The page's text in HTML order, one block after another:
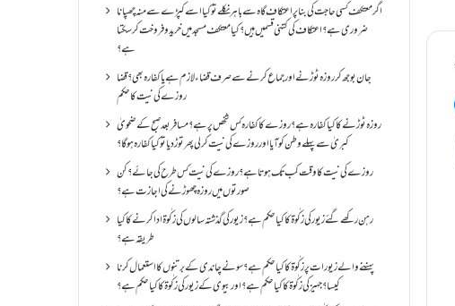
اگر معتکف کسی حاجت کی بنا پر اعتکاف گاہ سے باہر نکلے تو کیا اسے کپڑے سے منہ چھپانا
ضروری ہے؟اعتکاف کی کتنی قسمیں ہیں؟کیا معتکف مسجد میں خرید و فروخت کر سکتا
ہے؟
جان بوجھ کر روزہ ٹوڑنے اور جماع کرنے سے صرف قضاء لازم ہے یا کفارہ بھی؟ قضا
روزے کی نیت کا حکم
روزہ ٹوڑنے کا کیا کفارہ ہے؟روزے کا کفارہ کس شخص پر ہے؟ مسافر بعد صبح کے ضحویٰ
کبریٰ سے پہلے وطن کو آیا اور روزے کی نیت کر لی پھر توڑ دیا تو کیا کفارہ ہو گا؟
روزے کی نیت کا وقت کب تک ہوتا ہے؟ روزے کی نیت کس طرح کی جائے؟ کن
صورتوں میں روزہ چھوڑنے کی اجازت ہے؟
رہن رکھے گئے زیور کی زکٰوۃ کا کیا حکم ہے؟زیور کی گذشتہ سالوں کی زکٰوۃ ادا کرنے کا کیا
طریقہ ہے؟
پہننے والے زیورات پر زکٰوۃ کا کیا حکم ہے؟ سونے چاندی کے برتنوں کا استعمال کرنا
کیسا؟ جہیز کی زکٰوۃ کا کیا حکم ہے؟ اور بیوی کے زیور کی زکٰوۃ کا کیا حکم ہے؟